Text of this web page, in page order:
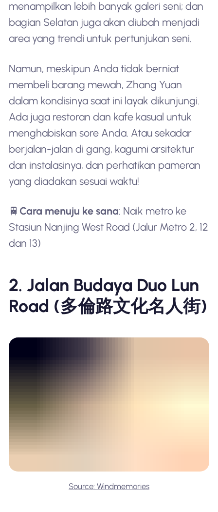
menampilkan lebih banyak galeri seni; dan
bagian Selatan juga akan diubah menjadi
area yang trendi untuk pertunjukan seni.
Namun, meskipun Anda tidak berniat
membeli barang mewah, Zhang Yuan
dalam kondisinya saat ini layak dikunjungi.
Ada juga restoran dan kafe kasual untuk
menghabiskan sore Anda. Atau sekadar
berjalan-jalan di gang, kagumi arsitektur
dan instalasinya, dan perhatikan pameran
yang diadakan sesuai waktu!
🚆 Cara menuju ke sana: Naik metro ke
Stasiun Nanjing West Road (Jalur Metro 2, 12
dan 13)
2. Jalan Budaya Duo Lun
Road (多倫路文化名人街)
Source: Windmemories